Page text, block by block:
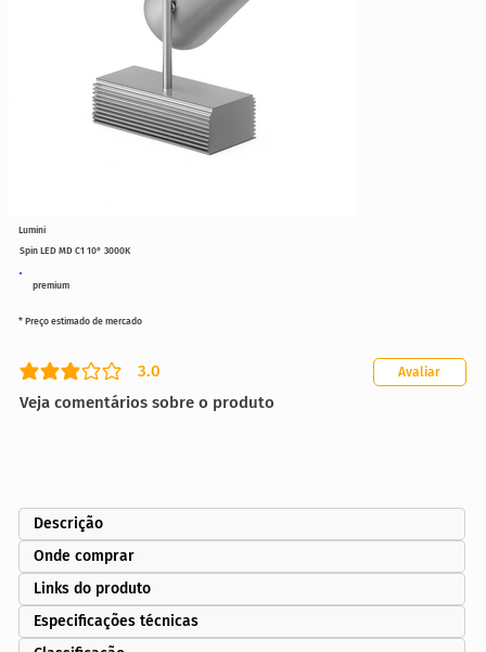
premium
Spin LED MD C1 10° 3000K
3.0
classificação média é 3 de 5
Veja comentários sobre o produto
Avaliar
* Preço estimado de mercado
Lumini
Descrição
Onde comprar
Links do produto
Especificações técnicas